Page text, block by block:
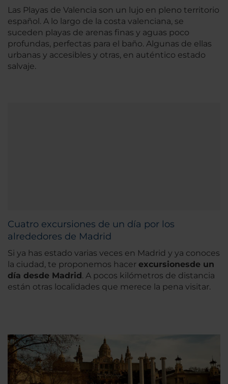
Las Playas de Valencia son un lujo en pleno territorio
español. A lo largo de la costa valenciana, se
suceden playas de arenas finas y aguas poco
profundas, perfectas para el baño. Algunas de ellas
urbanas y accesibles y otras, en auténtico estado
salvaje.
Cuatro excursiones de un día por los
alrededores de Madrid
Si ya has estado varias veces en Madrid y ya conoces
la ciudad, te proponemos hacer excursionesde un
día desde Madrid . A pocos kilómetros de distancia
están otras localidades que merece la pena visitar.